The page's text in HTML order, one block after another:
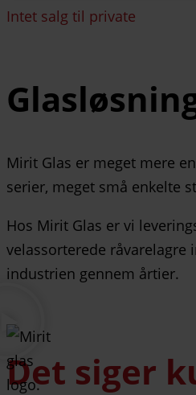
Intet salg til private
Mirit Glas er meget mere
serier, meget små enkelte
Hos Mirit Glas er vi
velassorterede
industrien gennem årtier.
Det siger